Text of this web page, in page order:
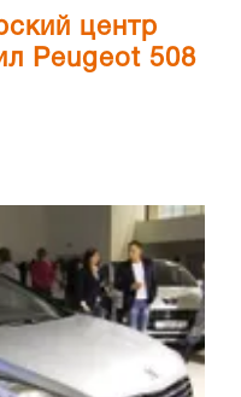
центр
Peugeot 508